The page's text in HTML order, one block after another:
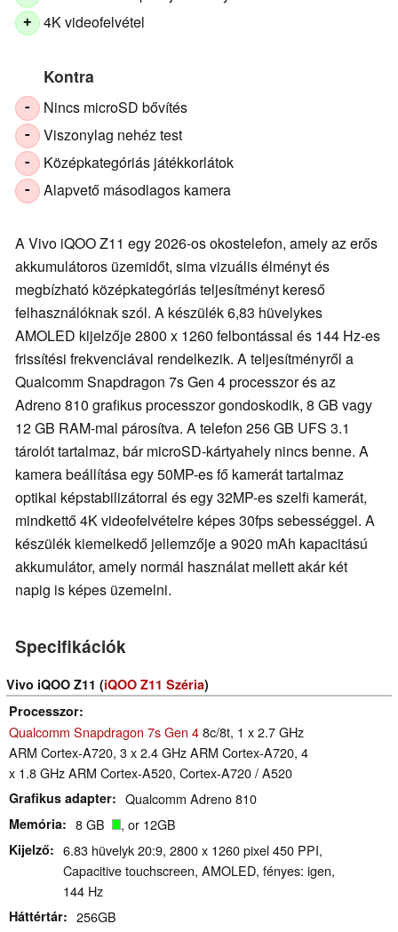
+ 4K videofelvétel
Kontra
- Nincs microSD bővítés
- Viszonylag nehéz test
- Középkategóriás játékkorlátok
- Alapvető másodlagos kamera
A Vivo iQOO Z11 egy 2026-os okostelefon, amely az erős
akkumulátoros üzemidőt, sima vizuális élményt és
megbízható középkategóriás teljesítményt kereső
felhasználóknak szól. A készülék 6,83 hüvelykes
AMOLED kijelzője 2800 x 1260 felbontással és 144 Hz-es
frissítési frekvenciával rendelkezik. A teljesítményről a
Qualcomm Snapdragon 7s Gen 4 processzor és az
Adreno 810 grafikus processzor gondoskodik, 8 GB vagy
12 GB RAM-mal párosítva. A telefon 256 GB UFS 3.1
tárolót tartalmaz, bár microSD-kártyahely nincs benne. A
kamera beállítása egy 50MP-es fő kamerát tartalmaz
optikai képstabilizátorral és egy 32MP-es szelfi kamerát,
mindkettő 4K videofelvételre képes 30fps sebességgel. A
készülék kiemelkedő jellemzője a 9020 mAh kapacitású
akkumulátor, amely normál használat mellett akár két
napig is képes üzemelni.
Specifikációk
Vivo iQOO Z11 (iQOO Z11 Széria)
Processzor
Qualcomm Snapdragon 7s Gen 48c/8t, 1 x 2.7 GHz
ARM Cortex-A720, 3 x 2.4 GHz ARM Cortex-A720, 4
x 1.8 GHz ARM Cortex-A520, Cortex-A720 / A520
Grafikus adapter Qualcomm Adreno 810
Memória 8 GB , or 12GB
Kijelző
6.83 hüvelyk 20:9, 2800 x 1260 pixel 450 PPI,
Capacitive touchscreen, AMOLED, fényes: igen,
144 Hz
Háttértár 256GB